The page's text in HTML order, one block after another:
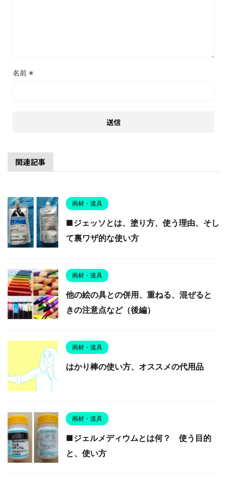
名前 ※
関連記事
画材・道具
■ジェッソとは、塗り方、使う理由、そし
て裏ワザ的な使い方
画材・道具
他の絵の具との併用、重ねる、混ぜると
きの注意点など（後編）
画材・道具
はかり棒の使い方、オススメの代用品
画材・道具
■ジェルメディウムとは何？ 使う目的
と、使い方